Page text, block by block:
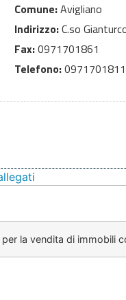
Comune:Avigliano
Indirizzo:C.so
Fax:0971701861
Telefono:0971701811
la vendita di immobili